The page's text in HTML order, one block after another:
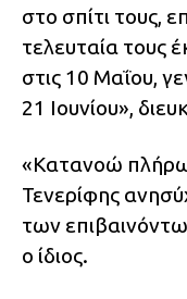
στο σπίτι τους,
τελευταία τους
στις 10 Μαΐου,
21 Ιουνίου»,
«Κατανοώ
Τενερίφης
των
ο ίδιος.